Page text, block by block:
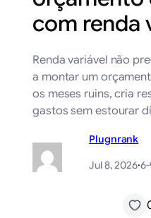
com renda
Renda variável não
a montar um
os meses ruins, cria
gastos sem estourar
Plugnrank
Jul 8, 2026·